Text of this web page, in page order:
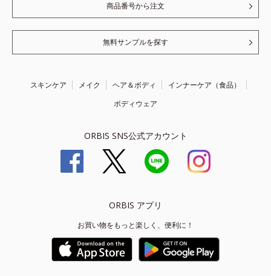
商品番号から注文
無料サンプルを探す
スキンケア メイク ヘア＆ボディ
インナーケア（食品）
ボディウェア
ORBIS SNS公式アカウント
ORBIS アプリ
お買い物をもっと楽しく、便利に！